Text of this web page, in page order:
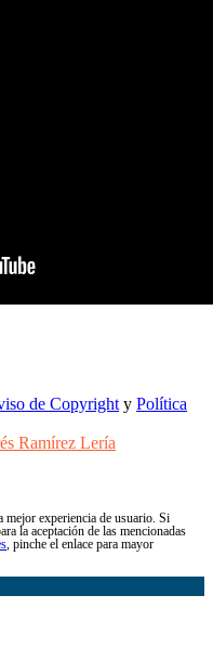
de Copyright y Política
Ramírez Lería
mejor experiencia de usuario. Si
la aceptación de las mencionadas
, pinche el enlace para mayor